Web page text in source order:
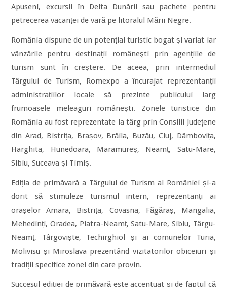
Apuseni, excursii în Delta Dunării sau pachete pentru
petrecerea vacanței de vară pe litoralul Mării Negre.
România dispune de un potențial turistic bogat și variat iar
vânzările pentru destinaţii româneşti prin agenţiile de
turism sunt în creștere. De aceea, prin intermediul
Târgului de Turism, Romexpo a încurajat reprezentanții
administrațiilor locale să prezinte publicului larg
frumoasele meleaguri românești. Zonele turistice din
România au fost reprezentate la târg prin Consilii Judeţene
din Arad, Bistrița, Brașov, Brăila, Buzău, Cluj, Dâmbovița,
Harghita, Hunedoara, Maramureș, Neamț, Satu-Mare,
Sibiu, Suceava și Timiș.
Ediția de primăvară a Târgului de Turism al României și-a
dorit să stimuleze turismul intern, reprezentanți ai
orașelor Amara, Bistrița, Covasna, Făgăraș, Mangalia,
Mehedinți, Oradea, Piatra-Neamț, Satu-Mare, Sibiu, Târgu-
Neamț, Târgoviște, Techirghiol și ai comunelor Turia,
Molivisu și Miroslava prezentând vizitatorilor obiceiuri și
tradiții specifice zonei din care provin.
Succesul ediției de primăvară este accentuat și de faptul că